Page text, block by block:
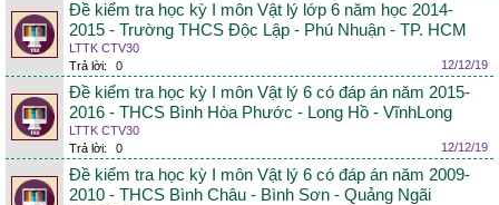
Đề kiểm tra học kỳ I môn Vật lý lớp 6 năm học 2014-
2015 - Trường THCS Độc Lập - Phú Nhuận - TP. HCM
LTTK CTV30
Trả lời:
0 12/12/19
Đề kiểm tra học kỳ I môn Vật lý 6 có đáp án năm 2015-
2016 - THCS Bình Hòa Phước - Long Hồ - VĩnhLong
LTTK CTV30
Trả lời:
0 12/12/19
Đề kiểm tra học kỳ I môn Vật lý 6 có đáp án năm 2009-
2010 - THCS Bình Châu - Bình Sơn - Quảng Ngãi